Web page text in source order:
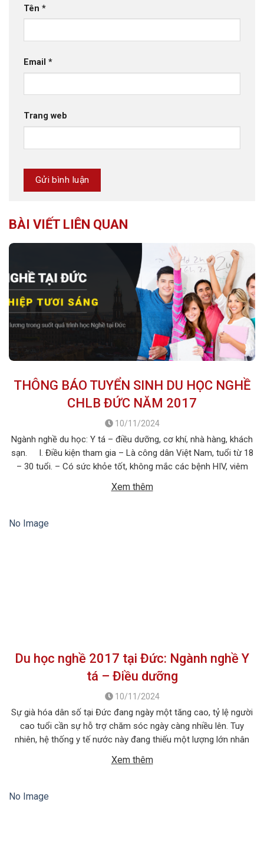
Tên *
Email *
Trang web
BÀI VIẾT LIÊN QUAN
THÔNG BÁO TUYỂN SINH DU HỌC NGHỀ
CHLB ĐỨC NĂM 2017
10/11/2024
Ngành nghề du học: Y tá – điều dưỡng, cơ khí, nhà hàng, khách
sạn. I. Điều kiện tham gia – Là công dân Việt Nam, tuổi từ 18
– 30 tuổi. – Có sức khỏe tốt, không mắc các bệnh HIV, viêm
Tốt […]
Xem thêm
No Image
Du học nghề 2017 tại Đức: Ngành nghề Y
tá – Điều dưỡng
10/11/2024
Sự già hóa dân số tại Đức đang ngày một tăng cao, tỷ lệ người
cao tuổi cần sự hỗ trợ chăm sóc ngày càng nhiều lên. Tuy
nhiên, hệ thống y tế nước này đang thiếu một lượng lớn nhân
hết được nhu cầu. […]
Xem thêm
No Image